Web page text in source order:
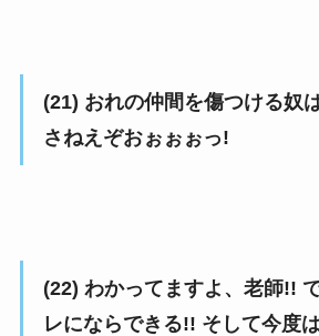
(21) おれの仲間を傷つける奴
さねえぞおぉぉぉっ!
(22) わかってますよ、老師!!
レにならできる!! そして今度